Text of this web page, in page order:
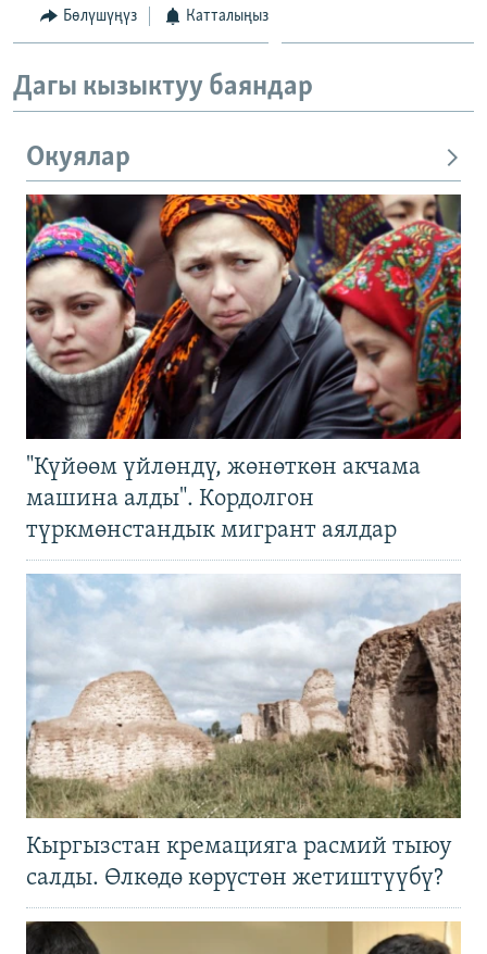
Бөлүшүңүз Катталыңыз
Дагы кызыктуу баяндар
Окуялар
"Күйөөм үйлөндү, жөнөткөн акчама
машина алды". Кордолгон
түркмөнстандык мигрант аялдар
Кыргызстан кремацияга расмий тыюу
салды. Өлкөдө көрүстөн жетиштүүбү?